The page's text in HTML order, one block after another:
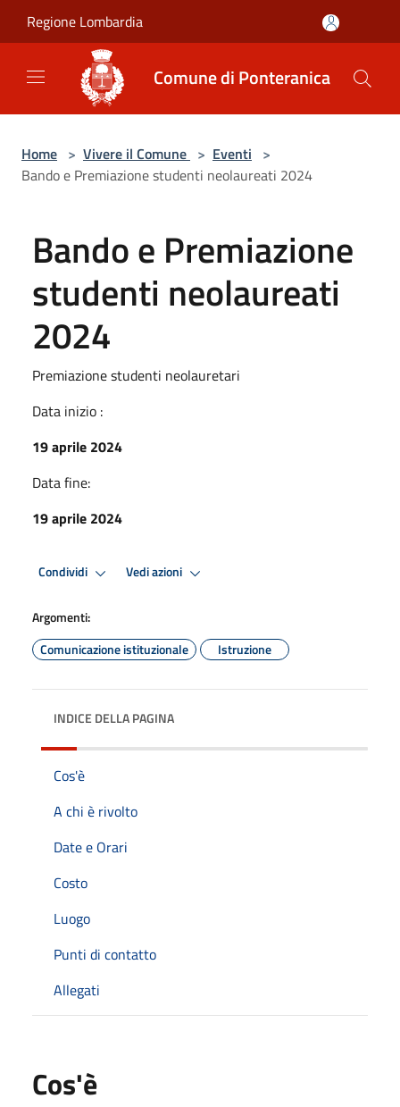
Regione Lombardia
Comune di Ponteranica
Home > Vivere il Comune > Eventi >
Bando e Premiazione studenti neolaureati 2024
Bando e Premiazione
studenti neolaureati
2024
Premiazione studenti neolauretari
Data inizio :
19 aprile 2024
Data fine:
19 aprile 2024
Condividi Vedi azioni
Argomenti:
Comunicazione istituzionale
Istruzione
INDICE DELLA PAGINA
Cos'è
A chi è rivolto
Date e Orari
Costo
Luogo
Punti di contatto
Allegati
Cos'è